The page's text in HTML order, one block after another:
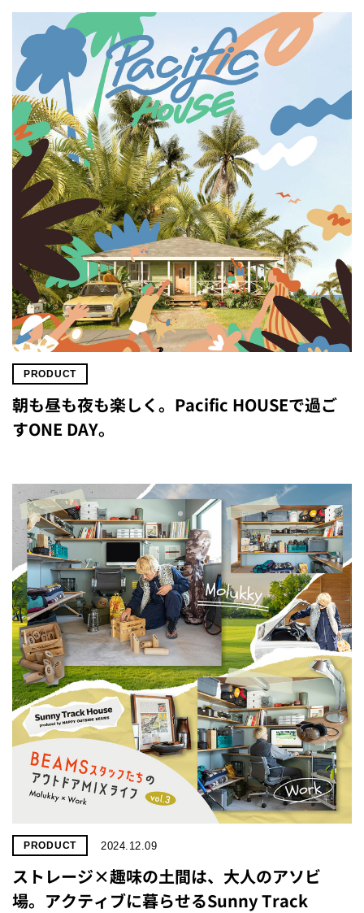
PRODUCT
朝も昼も夜も楽しく。Pacific HOUSEで過ご
すONE DAY。
PRODUCT 2024.12.09
ストレージ×趣味の土間は、大人のアソビ
場。アクティブに暮らせるSunny Track